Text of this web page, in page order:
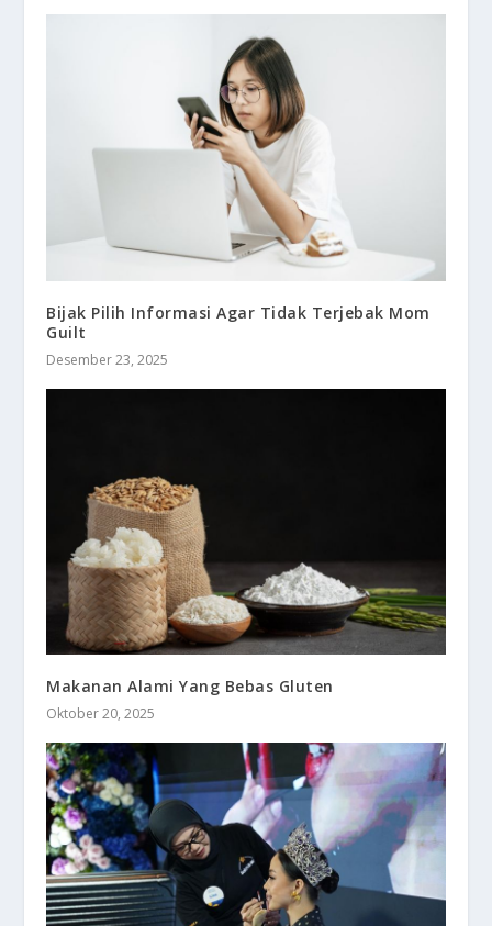
Bijak Pilih Informasi Agar Tidak Terjebak Mom
Guilt
Desember 23, 2025
Makanan Alami Yang Bebas Gluten
Oktober 20, 2025